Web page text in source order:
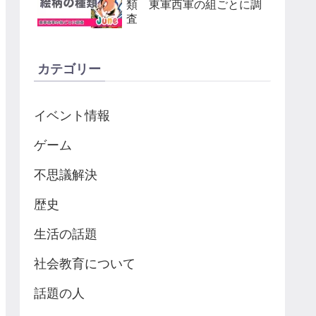
類 東軍西軍の組ごとに調
査
カテゴリー
イベント情報
ゲーム
不思議解決
歴史
生活の話題
社会教育について
話題の人